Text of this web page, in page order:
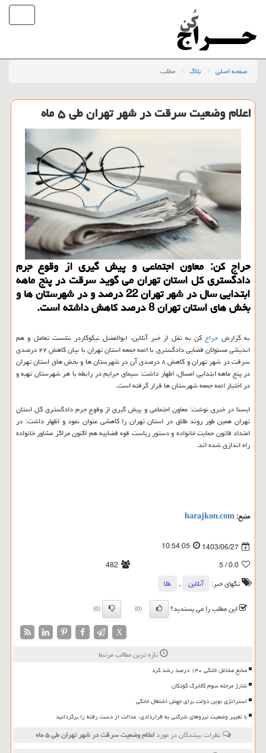
صفحه اصلی بلاگ مطلب
اعلام وضعیت سرقت در شهر تهران طی ۵ ماه
حراج کن: معاون اجتماعی و پیش گیری از وقوع جرم
دادگستری کل استان تهران می گوید سرقت در پنج ماهه
ابتدایی سال در شهر تهران 22 درصد و در شهرستان ها و
بخش های استان تهران 8 درصد کاهش داشته است.
به گزارش حراجکن به نقل از خبر آنلاین، ابوالفضل نیکوکاردر نشست تعامل و هم
اندیشی مسئولان قضایی دادگستری با ائمه جمعه استان تهران با بیان کاهش ۲۲ درصدی
سرقت در شهر تهران و کاهش ۸ درصدی آن در شهرستان ها و بخش های استان تهران
در پنج ماهه ابتدایی امسال، اظهار داشت: سیمای جرایم در رابطه با هر شهرستان تهیه و
در اختیار ائمه جمعه شهرستان ها قرار گرفته است.
ایسنا در خبری نوشت: معاون اجتماعی و پیش گیری از وقوع جرم دادگستری کل استان
تهران همین طور روند طلاق در استان تهران را کاهشی عنوان نمود و اظهار داشت: در
امتداد قانون حمایت خانواده و دستور ریاست قوه قضاییه هم اکنون مراکز مشاور خانواده
راه اندازی شده اند.
منبع:harajkon.com
1403/06/27
10:54:05
0.0
/ 5
482
تگهای خبر:
آنلاین ,
طلا
این مطلب را می پسندید؟
(0)
(0)
X
تازه ترین مطالب مرتبط
منابع مشاغل خانگی ۱۴۰ درصد رشد کرد
شارژ مرحله سوم کالابرگ کودکان
استراتژی نوین دولت برای جهش اشتغال خانگی
با تغییر وضعیت نیروهای شرکتی به قراردادی، عدالت از دست رفته را برگردانید
نظرات بینندگان در مورداعلام وضعیت سرقت در شهر تهران طی ۵ ماه